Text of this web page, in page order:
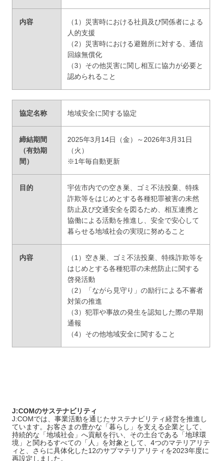
内容
（1）災害時における社員及び関係者による
人的支援
（2）災害時における避難所に対する、通信
回線無償化
（3）その他災害に関し相互に協力が必要と
認められること
協定名称 地域安全に関する協定
締結期間
（有効期
間）
2025年3月14日（金）～2026年3月31日
（火）
※1年毎自動更新
目的
宇佐市内での空き巣、ゴミ不法投棄、特殊
詐欺等をはじめとする各種犯罪被害の未然
防止及び交通安全を図るため、相互連携と
協働による活動を推進し、安全で安心して
暮らせる地域社会の実現に努めること
内容
（1）空き巣、ゴミ不法投棄、特殊詐欺等を
はじめとする各種犯罪の未然防止に関する
啓発活動
（2）「ながら見守り」の励行による不審者
対策の推進
（3）犯罪や事故の発生を認知した際の早期
通報
（4）その他地域安全に関すること
J:COMのサステナビリティ
J:COMでは、事業活動を通じたサステナビリティ経営を推進し
ています。お客さまの豊かな「暮らし」を支える企業として、
持続的な「地域社会」へ貢献を行い、その土台である「地球環
境」と関わるすべての「人」を対象として、4つのマテリアリテ
ィと、さらに具体化した12のサブマテリアリティを2023年度に
再設定しました。